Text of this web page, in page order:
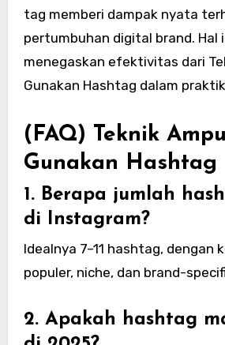
tag memberi dampak nyata
pertumbuhan digital brand. Hal
menegaskan efektivitas dari
Gunakan Hashtag dalam
(FAQ) Teknik
Gunakan Hashtag
1. Berapa jumlah
di Instagram?
Idealnya 7–11 hashtag, dengan
populer, niche, dan brand-
2. Apakah hashtag